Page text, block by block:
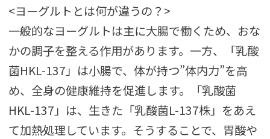
<ヨーグルトとは何が違うの？>
一般的なヨーグルトは主に大腸で働くため、おな
かの調子を整える作用があります。一方、「乳酸
菌HKL-137」は小腸で、体が持つ”体内力”を高
め、全身の健康維持を促進します。「乳酸菌
HKL-137」は、生きた「乳酸菌L-137株」をあえ
て加熱処理しています。そうすることで、胃酸や